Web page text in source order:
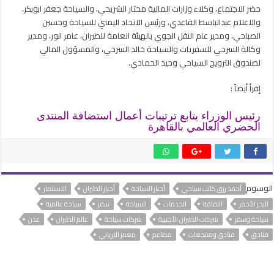
حضر الاجتماع، وكلاء وزارات المالية مختار الشريحي، والسياحة جعفر ابوبكر،
والاعلام عبدالباسط القاعدي، ورئيس الاتحاد اليمني للسياحة وحسين
الصباحي، ومدير عام النقل الجوي بالهيئة العامة للطيران، عامر انور، ومدير
وكالة السرحي للسفريات والسياحة خالد السرحي، والمسؤول المالي
لصندوق الترويج السياحي وحيد الحمادي.
إقرأ أيضاً :
رئيس الوزراء يتابع ترتيبات أعمال استضافة المنتدى
الحضري العالمي بالقاهرة
الوسوم أحمد رزق كاتب سياحي أخبار السياحة أخبار الطيران
الاستثمار
البحر الأحمر
الثقافة الخدمات السياحة سفر
سياحة عالمية
سياحة وسفر
شركات الطيران الأجنبية شركات سياحة عالم الطيران
عدن
فنادق
فنادق ومنتجعات مطاعم معمر الارياني